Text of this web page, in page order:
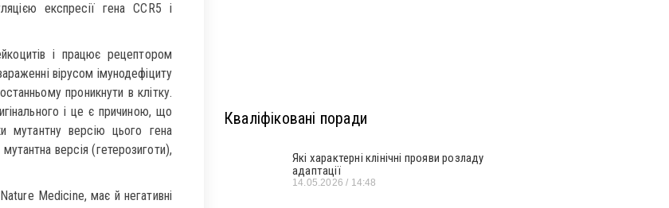
експресії гена CCR5 і
і працює рецептором
вірусом імунодефіциту
проникнути в клітку.
і це є причиною, що
версію цього гена
версія (гетерозиготи),
Medicine, має й негативні
Кваліфіковані поради
Які характерні клінічні прояви розладу
адаптації
14.05.2026 14:48